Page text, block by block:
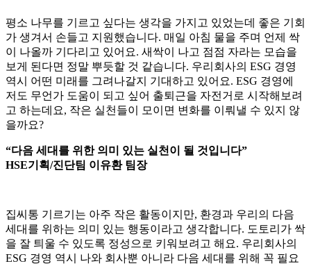
평소 나무를 기르고 싶다는 생각을 가지고 있었는데 좋은 기회
가 생겨서 손들고 지원했습니다. 매일 아침 물을 주며 언제 싹
이 나올까 기다리고 있어요. 새싹이 나고 점점 자라는 모습을
보게 된다면 정말 뿌듯할 것 같습니다. 우리회사의 ESG 경영
역시 어떤 미래를 그려나갈지 기대하고 있어요. ESG 경영에
저도 무언가 도움이 되고 싶어 출퇴근을 자전거로 시작해보려
고 하는데요, 작은 실천들이 모이면 변화를 이뤄낼 수 있지 않
을까요?
“다음 세대를 위한 의미 있는 실천이 될 것입니다”
HSE기획/진단팀 이유환 팀장
집씨통 기르기는 아주 작은 활동이지만, 환경과 우리의 다음
세대를 위하는 의미 있는 행동이라고 생각합니다. 도토리가 싹
을 잘 틔울 수 있도록 정성으로 키워보려고 해요. 우리회사의
ESG 경영 역시 나와 회사뿐 아니라 다음 세대를 위해 꼭 필요